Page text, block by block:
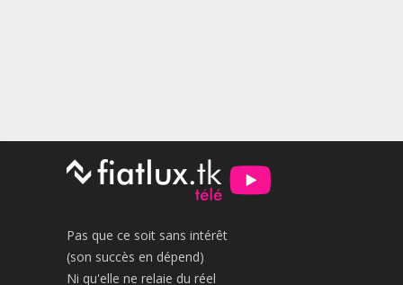
Pas que ce soit sans intérêt
(son succès en dépend)
Ni qu'elle ne relaie du réel